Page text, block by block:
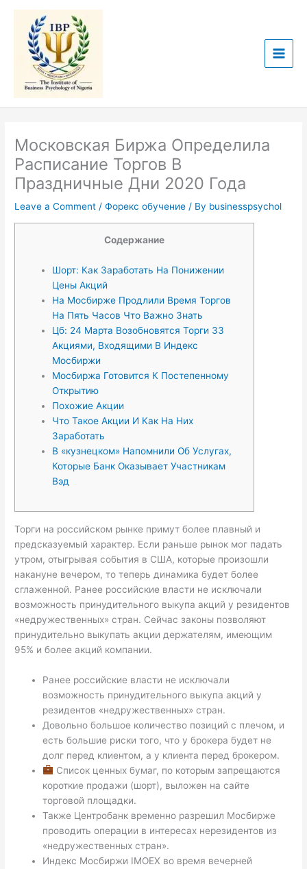
content
Московская Биржа Определила
Расписание Торгов В
Праздничные Дни 2020 Года
Leave a Comment /Форекс обучение / By businesspsychol
Содержание
Шорт: Как Заработать На Понижении
Цены Акций
На Мосбирже Продлили Время Торгов
На Пять Часов Что Важно Знать
Цб: 24 Марта Возобновятся Торги 33
Акциями, Входящими В Индекс
Мосбиржи
Мосбиржа Готовится К Постепенному
Открытию
Похожие Акции
Что Такое Акции И Как На Них
Заработать
В «кузнецком» Напомнили Об Услугах,
Которые Банк Оказывает Участникам
Вэд
Торги на российском рынке примут более плавный и
предсказуемый характер. Если раньше рынок мог падать
утром, отыгрывая события в США, которые произошли
накануне вечером, то теперь динамика будет более
сглаженной. Ранее российские власти не исключали
возможность принудительного выкупа акций у резидентов
«недружественных» стран. Сейчас законы позволяют
принудительно выкупать акции держателям, имеющим
95% и более акций компании.
Ранее российские власти не исключали
возможность принудительного выкупа акций у
резидентов «недружественных» стран.
Довольно большое количество позиций с плечом, и
есть большие риски того, что у брокера будет не
долг перед клиентом, а у клиента перед брокером.
Список ценных бумаг, по которым запрещаются
короткие продажи (шорт), выложен на сайте
торговой площадки.
Также Центробанк временно разрешил Мосбирже
проводить операции в интересах нерезидентов из
«недружественных стран».
Индекс Мосбиржи IMOEX во время вечерней